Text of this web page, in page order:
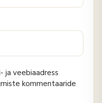
ja veebiaadress
kommentaaride